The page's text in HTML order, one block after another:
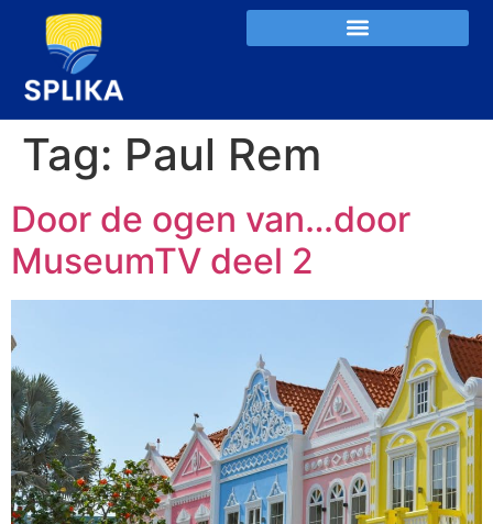
Tag: Paul Rem
Door de ogen van…door
MuseumTV deel 2